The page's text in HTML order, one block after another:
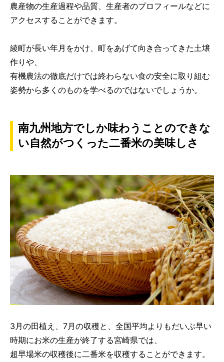
農産物の生産過程や品質、生産者のプロフィールなどに
アクセスすることができます。
綾町が長い年月をかけ、町をあげて向き合ってきた土壌
作りや、
有機農法の徹底だけでは終わらない食の安全に取り組む
姿勢から多くのものを学べるのではないでしょうか。
南九州地方でしか味わうことのできな
い自然がつくった二番米の美味しさ
3月の田植え、7月の収穫と、全国平均よりもだいぶ早い
時期にお米の生産が終了する宮崎県では、
超早場米の収穫後に二番米を収穫することができます。